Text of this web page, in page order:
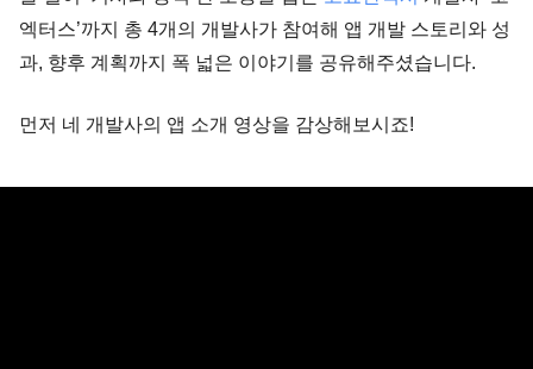
엑터스’까지 총 4개의 개발사가 참여해 앱 개발 스토리와 성
과, 향후 계획까지 폭 넓은 이야기를 공유해주셨습니다.
먼저 네 개발사의 앱 소개 영상을 감상해보시죠!